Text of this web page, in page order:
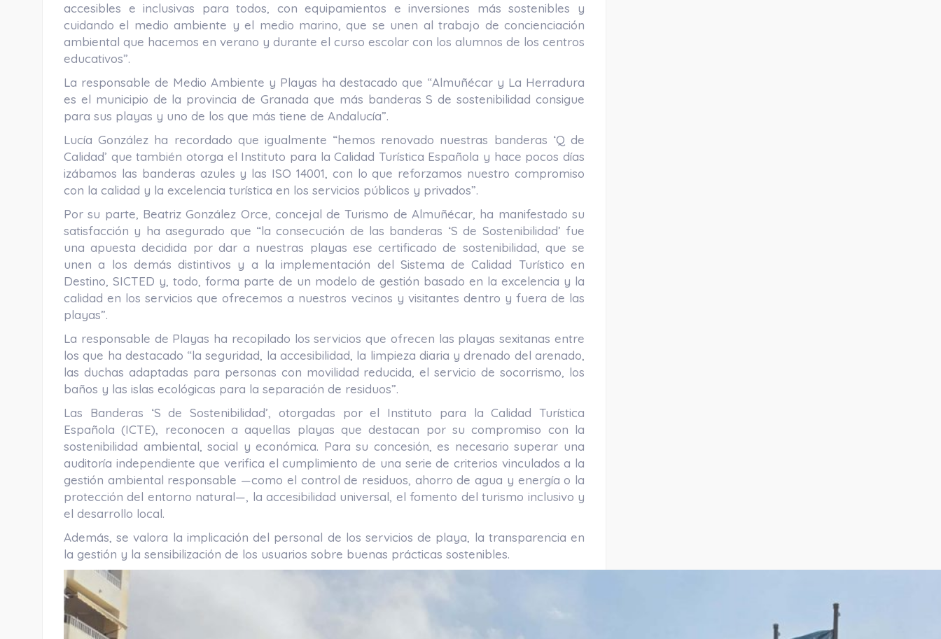
accesibles e inclusivas para todos, con equipamientos e inversiones más sostenibles y
cuidando el medio ambiente y el medio marino, que se unen al trabajo de concienciación
ambiental que hacemos en verano y durante el curso escolar con los alumnos de los centros
educativos”.
La responsable de Medio Ambiente y Playas ha destacado que “Almuñécar y La Herradura
es el municipio de la provincia de Granada que más banderas S de sostenibilidad consigue
para sus playas y uno de los que más tiene de Andalucía”.
Lucía González ha recordado que igualmente “hemos renovado nuestras banderas ‘Q de
Calidad’ que también otorga el Instituto para la Calidad Turística Española y hace pocos días
izábamos las banderas azules y las ISO 14001, con lo que reforzamos nuestro compromiso
con la calidad y la excelencia turística en los servicios públicos y privados”.
Por su parte, Beatriz González Orce, concejal de Turismo de Almuñécar, ha manifestado su
satisfacción y ha asegurado que “la consecución de las banderas ‘S de Sostenibilidad’ fue
una apuesta decidida por dar a nuestras playas ese certificado de sostenibilidad, que se
unen a los demás distintivos y a la implementación del Sistema de Calidad Turístico en
Destino, SICTED y, todo, forma parte de un modelo de gestión basado en la excelencia y la
calidad en los servicios que ofrecemos a nuestros vecinos y visitantes dentro y fuera de las
playas”.
La responsable de Playas ha recopilado los servicios que ofrecen las playas sexitanas entre
los que ha destacado “la seguridad, la accesibilidad, la limpieza diaria y drenado del arenado,
las duchas adaptadas para personas con movilidad reducida, el servicio de socorrismo, los
baños y las islas ecológicas para la separación de residuos”.
Las Banderas ‘S de Sostenibilidad’, otorgadas por el Instituto para la Calidad Turística
Española (ICTE), reconocen a aquellas playas que destacan por su compromiso con la
sostenibilidad ambiental, social y económica. Para su concesión, es necesario superar una
auditoría independiente que verifica el cumplimiento de una serie de criterios vinculados a la
gestión ambiental responsable —como el control de residuos, ahorro de agua y energía o la
protección del entorno natural—, la accesibilidad universal, el fomento del turismo inclusivo y
el desarrollo local.
Además, se valora la implicación del personal de los servicios de playa, la transparencia en
la gestión y la sensibilización de los usuarios sobre buenas prácticas sostenibles.